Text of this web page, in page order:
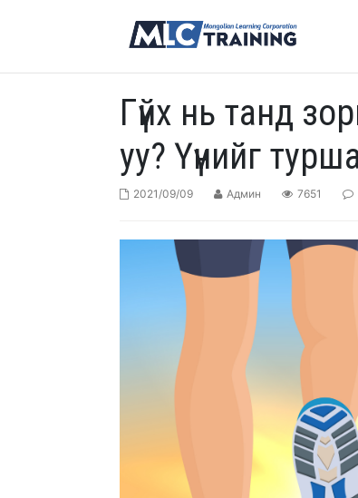
Гүйх нь танд
уу? Үүнийг
2021/09/09 Админ 7651